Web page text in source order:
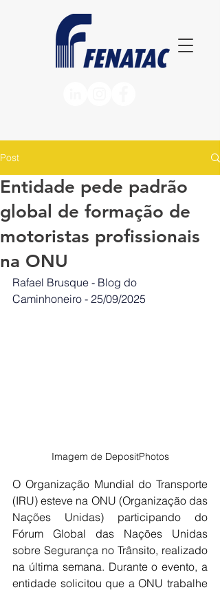
Post
Entidade pede padrão
global de formação de
motoristas profissionais
na ONU
Rafael Brusque - Blog do
Caminhoneiro - 25/09/2025
Imagem de DepositPhotos
O Organização Mundial do Transporte
(IRU) esteve na ONU (Organização das
Nações Unidas) participando do
Fórum Global das Nações Unidas
sobre Segurança no Trânsito, realizado
na última semana. Durante o evento, a
entidade solicitou que a ONU trabalhe